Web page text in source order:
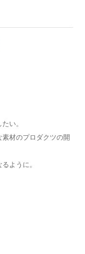
い。
材のプロダクツの開
ように。